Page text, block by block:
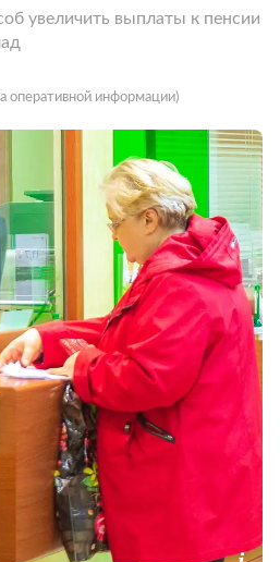
увеличить выплаты к пенсии
оперативной информации)